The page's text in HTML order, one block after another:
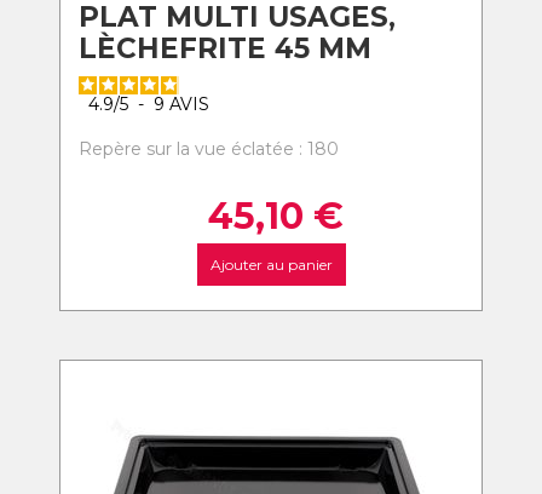
PLAT MULTI USAGES,
LÈCHEFRITE 45 MM
4.9/5 - 9 AVIS
Repère sur la vue éclatée : 180
45,10 €
Ajouter au panier